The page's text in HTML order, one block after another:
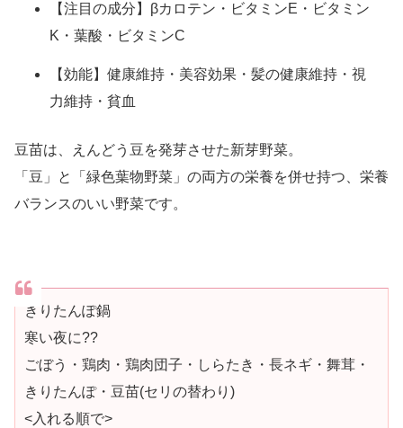
【注目の成分】βカロテン・ビタミンE・ビタミン
K・葉酸・ビタミンC
【効能】健康維持・美容効果・髪の健康維持・視
力維持・貧血
豆苗は、えんどう豆を発芽させた新芽野菜。
「豆」と「緑色葉物野菜」の両方の栄養を併せ持つ、栄養
バランスのいい野菜です。
きりたんぽ鍋
寒い夜に??
ごぼう・鶏肉・鶏肉団子・しらたき・長ネギ・舞茸・
きりたんぽ・豆苗(セリの替わり)
<入れる順で>